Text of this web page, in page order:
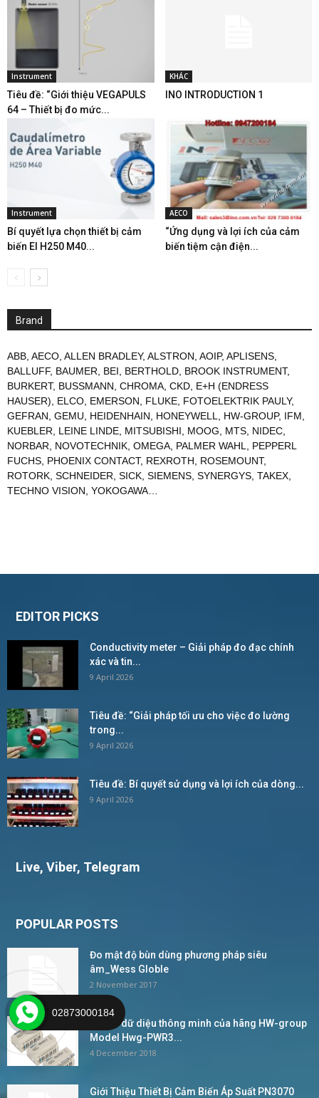
Instrument
Tiêu đề: “Giới thiệu VEGAPULS
64 – Thiết bị đo mức...
KHÁC
INO INTRODUCTION 1
Instrument
Bí quyết lựa chọn thiết bị cảm
biến El H250 M40...
AECO
“Ứng dụng và lợi ích của cảm
biến tiệm cận điện...
Brand
ABB AECO ALLEN BRADLEY, ALSTRON AOIP, APLISENS
BALLUFF, BAUMER BEI BERTHOLD BROOK INSTRUMENT,
BURKERT, BUSSMANN CHROMA CKD E+H (ENDRESS
HAUSER)
ELCO EMERSON FLUKE FOTOELEKTRIK PAULY,
GEFRAN GEMU HEIDENHAIN HONEYWELL HW-GROUP, IFM
KUEBLER
LEINE LINDE MITSUBISHI MOOG MTS NIDEC
NORBAR
NOVOTECHNIK OMEGA PALMER WAHL
PEPPERL
FUCHS PHOENIX CONTACT, REXROTH ROSEMOUNT,
ROTORK SCHNEIDER SICK SIEMENS SYNERGYS TAKEX
TECHNO VISION YOKOGAWA
EDITOR PICKS
Conductivity meter – Giải pháp đo đạc chính
xác và tin...
9 April 2026
Tiêu đề: “Giải pháp tối ưu cho việc đo lường
trong...
9 April 2026
Tiêu đề: Bí quyết sử dụng và lợi ích của dòng...
9 April 2026
Live, Viber, Telegram
POPULAR POSTS
Đo mật độ bùn dùng phương pháp siêu
âm_Wess Globle
2 November 2017
Bộ ghi dữ diệu thông minh của hãng HW-group
Model Hwg-PWR3...
4 December 2018
Giới Thiệu Thiết Bị Cảm Biến Áp Suất PN3070
02873000184